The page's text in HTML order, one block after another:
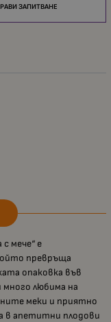
ЗАПИТВАНЕ
мече“ е
превръща
опаковка във
много любима на
меки и приятно
в апетитни плодови